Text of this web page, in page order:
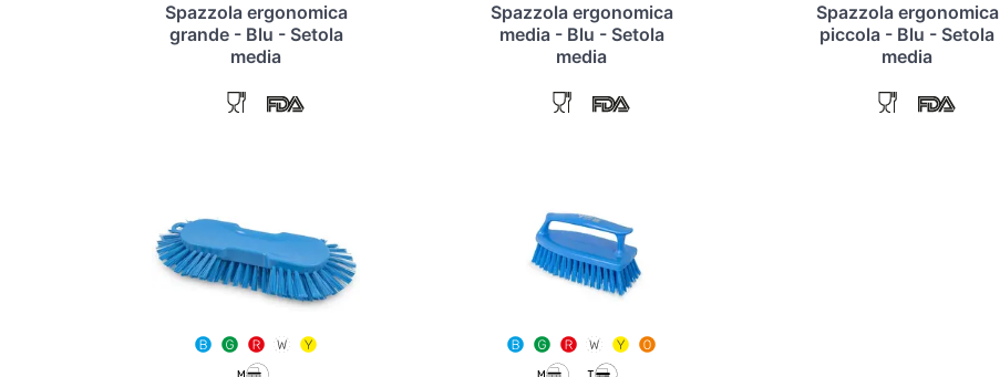
Spazzola ergonomica
grande - Blu - Setola
media
Spazzola ergonomica
media - Blu - Setola
media
Spazzola ergonomica
piccola - Blu - Setola
media